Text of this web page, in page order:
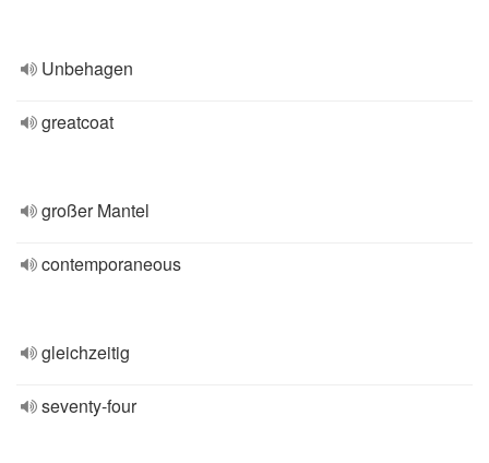
Unbehagen
greatcoat
großer Mantel
contemporaneous
gleichzeitig
seventy-four